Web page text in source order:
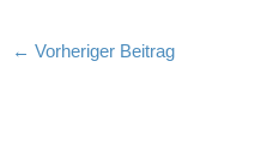
← Vorheriger Beitrag